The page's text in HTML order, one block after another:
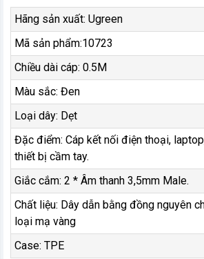
Hãng sản xuất: Ugreen
Mã sản phẩm:10723
Chiều dài cáp: 0.5M
Màu sắc: Đen
Loại dây: Dẹt
Đặc điểm: Cáp kết nối điện thoại,
thiết bị cầm tay.
Giắc cắm: 2 * Âm thanh 3,5mm Male.
Chất liệu: Dây dẫn bằng đồng nguyên
loại mạ vàng
Case: TPE